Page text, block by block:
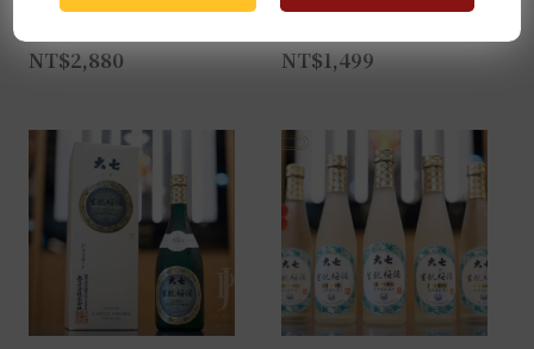
NT$2,880
NT$1,499